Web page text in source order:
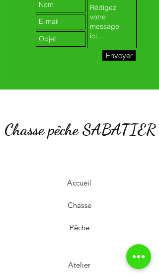
Envoyer
Chasse pêche SABATIER
Accueil
Chasse
Pêche
Atelier